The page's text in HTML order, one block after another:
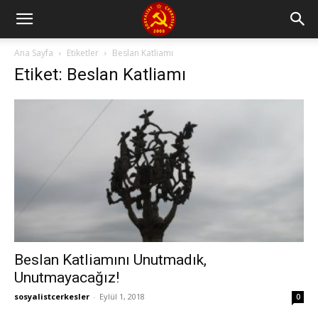
Ana Sayfa Etiketler Beslan Katliamı
Etiket: Beslan Katliamı
Beslan Katliamını Unutmadık,
Unutmayacağız!
sosyalistcerkesler - Eylül 1, 2018 0